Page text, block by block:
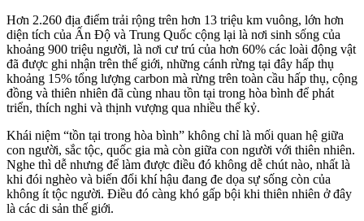
Hơn 2.260 địa điểm trải rộng trên hơn 13 triệu km vuông, lớn hơn
diện tích của Ấn Độ và Trung Quốc cộng lại là nơi sinh sống của
khoảng 900 triệu người, là nơi cư trú của hơn 60% các loài động vật
đã được ghi nhận trên thế giới, những cánh rừng tại đây hấp thụ
khoảng 15% tổng lượng carbon mà rừng trên toàn cầu hấp thụ, cộng
đồng và thiên nhiên đã cùng nhau tồn tại trong hòa bình để phát
triển, thích nghi và thịnh vượng qua nhiều thế kỷ.
Khái niệm “tồn tại trong hòa bình” không chỉ là mối quan hệ giữa
con người, sắc tộc, quốc gia mà còn giữa con người với thiên nhiên.
Nghe thì dễ nhưng để làm được điều đó không dễ chút nào, nhất là
khi đói nghèo và biến đổi khí hậu đang đe dọa sự sống còn của
không ít tộc người. Điều đó càng khó gấp bội khi thiên nhiên ở đây
là các di sản thế giới.